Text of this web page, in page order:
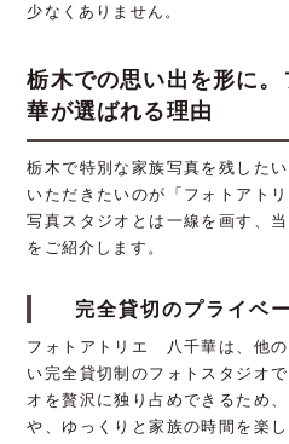
少なくありません。
栃木での思い出を形に
華が選ばれる理由
栃木で特別な家族写真を残した
いただきたいのが「フォトアト
写真スタジオとは一線を画す、
をご紹介します。
完全貸切のプライベ
フォトアトリエ 八千華は、他の
い完全貸切制のフォトスタジオ
オを贅沢に独り占めできるため
や、ゆっくりと家族の時間を楽